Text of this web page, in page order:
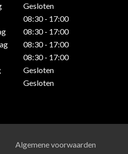
Gesloten
08:30 - 17:00
08:30 - 17:00
08:30 - 17:00
08:30 - 17:00
Gesloten
Gesloten
Algemene voorwaarden